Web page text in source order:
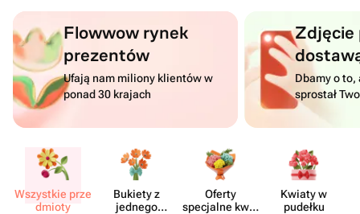
Flowwow rynek
prezentów
Ufają nam miliony klientów w
ponad 30 krajach
Dbamy o to,
sprostał
Wszystkie prze​
dmioty
Bukiety z
jednego
Oferty
specjalne kwia​
Kwiaty w
pudełku